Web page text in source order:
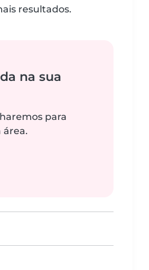
resultados.
na sua
para
área.